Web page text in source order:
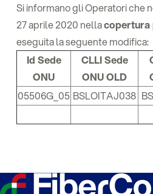
Si informano gli Operatori che
27 aprile 2020 nellacopertura
eseguita la seguente modifica:
Id Sede
ONU
CLLI Sede
ONU OLD
05506G_05 BSLOITAJ038